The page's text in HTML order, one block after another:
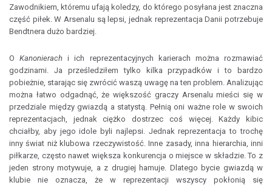
Zawodnikiem, któremu ufają koledzy, do którego posyłana jest znaczna
część piłek. W Arsenalu są lepsi, jednak reprezentacja Danii potrzebuje
Bendtnera dużo bardziej.
OKanonierach i ich reprezentacyjnych karierach można rozmawiać
godzinami. Ja prześledziłem tylko kilka przypadków i to bardzo
pobieżnie, starając się zwrócić waszą uwagę na ten problem. Analizując
można łatwo odgadnąć, że większość graczy Arsenalu mieści się w
przedziale między gwiazdą a statystą. Pełnią oni ważne role w swoich
reprezentacjach, jednak ciężko dostrzec coś więcej. Każdy kibic
chciałby, aby jego idole byli najlepsi. Jednak reprezentacja to trochę
inny świat niż klubowa rzeczywistość. Inne zasady, inna hierarchia, inni
piłkarze, często nawet większa konkurencja o miejsce w składzie. To z
jeden strony motywuje, a z drugiej hamuje. Dlatego bycie gwiazdą w
klubie nie oznacza, że w reprezentacji wszyscy pokłonią się